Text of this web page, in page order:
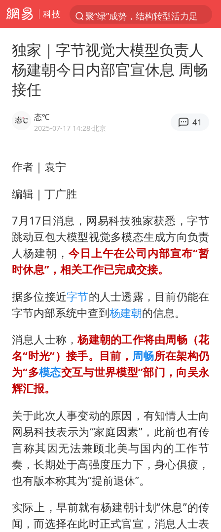
科技
聚“绿”成势，结构转型活力足
41岁女子为鼓励女儿考上985研究生
郑国霖回应去景区上班被保安拦下
“梅姨”已是老年人 死刑或适用受限
李亚鹏向地铁吐血女孩捐99999元
杨某某拒服兵役 不得录用为公务员
新华社权威快报|我国编制完成新版全月地质图
知识产权强国建设驶入“快车道”
要给全体职工“应休尽休”的底气
中国经济展现强大韧性和活力
独家｜字节视觉大模型负责人
杨建朝今日内部官宣休息 周畅
接任
态℃
2025-07-17 14:28·北京
41
作者｜袁宁
编辑｜丁广胜
7月17日消息，网易科技独家获悉，字节
跳动豆包大模型视觉多模态生成方向负责
人杨建朝， 今日上午在公司内部宣布“暂
时休息”，相关工作已完成交接。
据多位接近字节的人士透露，目前仍能在
字节内部系统中查到杨建朝的信息。
消息人士称，杨建朝的工作将由周畅（花
名“时光”）接手。目前， 周畅所在架构仍
为“多模态交互与世界模型”部门，向吴永
辉汇报。
关于此次人事变动的原因，有知情人士向
网易科技表示为“家庭因素”，此前也有传
言称其因无法兼顾北美与国内的工作节
奏，长期处于高强度压力下，身心俱疲，
也有版本称其为“提前退休”。
实际上，早前就有杨建朝计划“休息”的传
闻，而选择在此时正式官宣，消息人士表